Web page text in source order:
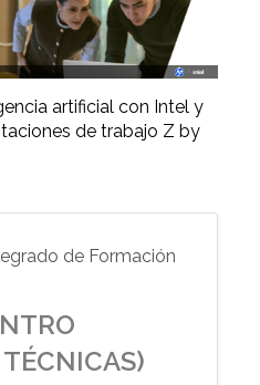
artificial con Intel y
de trabajo Z by
de Formación